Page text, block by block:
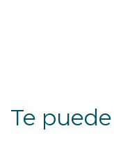
Te